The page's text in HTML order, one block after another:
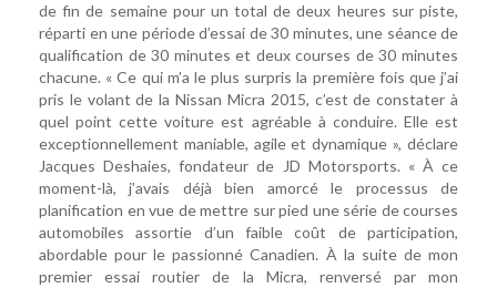
de fin de semaine pour un total de deux heures sur piste,
réparti en une période d’essai de 30 minutes, une séance de
qualification de 30 minutes et deux courses de 30 minutes
chacune. « Ce qui m’a le plus surpris la première fois que j’ai
pris le volant de la Nissan Micra 2015, c’est de constater à
quel point cette voiture est agréable à conduire. Elle est
exceptionnellement maniable, agile et dynamique », déclare
Jacques Deshaies, fondateur de JD Motorsports. « À ce
moment-là, j’avais déjà bien amorcé le processus de
planification en vue de mettre sur pied une série de courses
automobiles assortie d’un faible coût de participation,
abordable pour le passionné Canadien. À la suite de mon
premier essai routier de la Micra, renversé par mon